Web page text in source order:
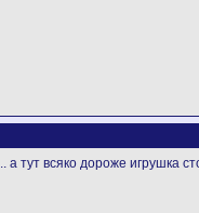
тут всяко дороже игрушка